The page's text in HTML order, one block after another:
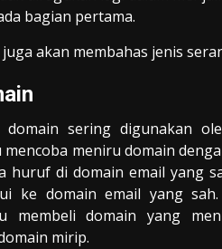
bagian pertama.
akan membahas jenis
domain sering digunakan
mencoba meniru domain
huruf di domain email yang
ke domain email yang
membeli domain yang
mirip.